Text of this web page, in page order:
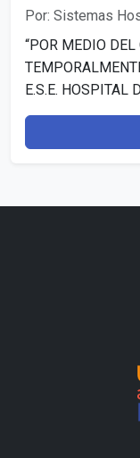
Por: Sistemas
“POR MEDIO
E.S.E. HOSPITAL
PITALITO